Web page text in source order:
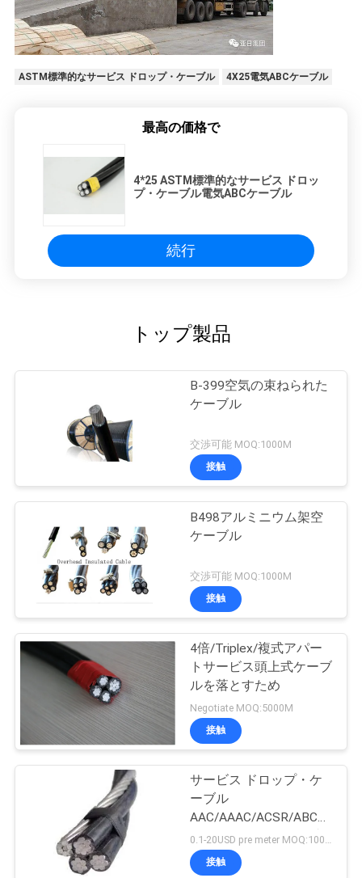
ASTM標準的なサービス ドロップ・ケーブル 4X25電気ABCケーブル
最高の価格で
4*25 ASTM標準的なサービス ドロッ
プ・ケーブル電気ABCケーブル
続行
トップ製品
B-399空気の束ねられた
ケーブル
交渉可能 MOQ:1000M
接触
B498アルミニウム架空
ケーブル
交渉可能 MOQ:1000M
接触
4倍/Triplex/複式アパー
トサービス頭上式ケーブ
ルを落とすため
Negotiate MOQ:5000M
接触
サービス ドロップ・ケ
ーブル
AAC/AAAC/ACSR/ABCの
アンテナは電気ケーブル
を束ねた
接触